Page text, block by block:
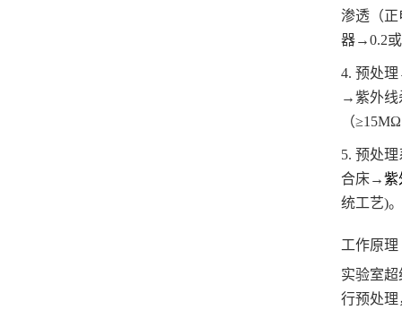
渗透（
器→0.2
4. 预处
→紫外线
（
5. 预处
合床→紫
统工艺)。
工作原理
实验室
行预处理